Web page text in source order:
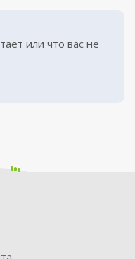
или что вас не